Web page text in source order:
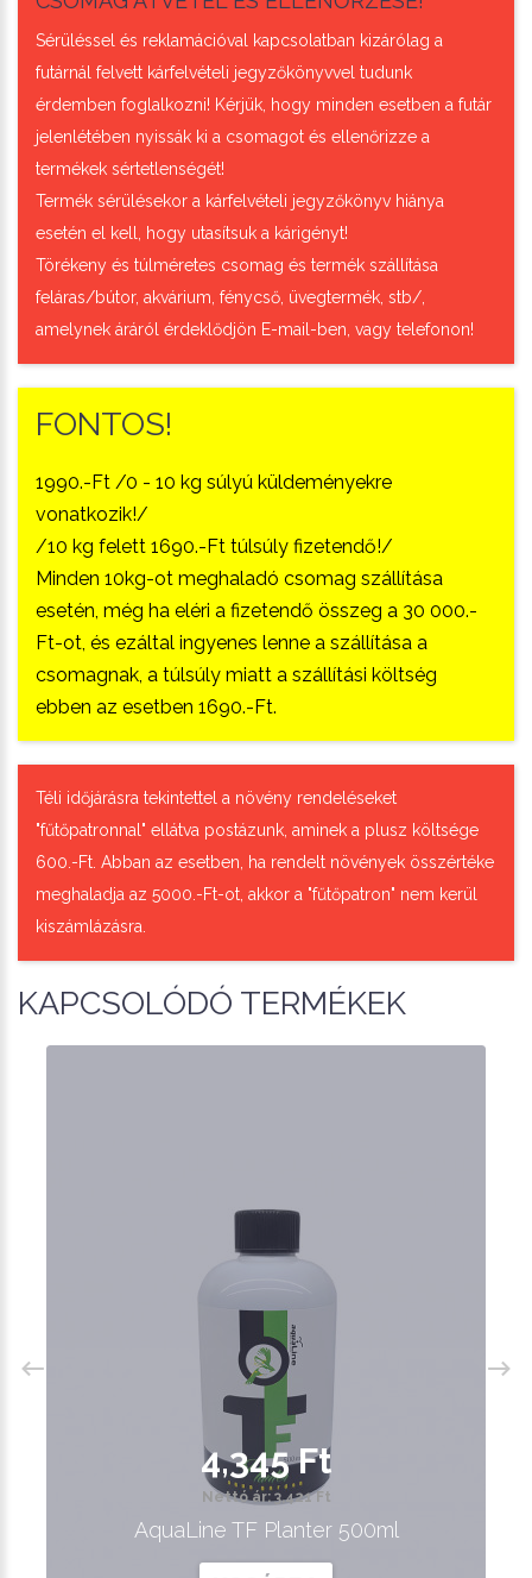
Sérüléssel és reklamációval kapcsolatban kizárólag a
futárnál felvett kárfelvételi jegyzőkönyvvel tudunk
érdemben foglalkozni! Kérjük, hogy minden esetben a futár
jelenlétében nyissák ki a csomagot és ellenőrizze a
termékek sértetlenségét!
Termék sérülésekor a kárfelvételi jegyzőkönyv hiánya
esetén el kell, hogy utasítsuk a kárigényt!
Törékeny és túlméretes csomag és termék szállítása
feláras/bútor, akvárium, fénycső, üvegtermék, stb/,
amelynek áráról érdeklődjön E-mail-ben, vagy telefonon!
FONTOS!
1990.-Ft /0 - 10 kg súlyú küldeményekre
vonatkozik!/
/10 kg felett 1690.-Ft túlsúly fizetendő!/
Minden 10kg-ot meghaladó csomag szállítása
esetén, még ha eléri a fizetendő összeg a 30 000.-
Ft-ot, és ezáltal ingyenes lenne a szállítása a
csomagnak, a túlsúly miatt a szállítási költség
ebben az esetben 1690.-Ft.
Téli időjárásra tekintettel a növény rendeléseket
"fűtőpatronnal" ellátva postázunk, aminek a plusz költsége
600.-Ft. Abban az esetben, ha rendelt növények összértéke
meghaladja az 5000.-Ft-ot, akkor a "fűtőpatron" nem kerül
kiszámlázásra.
KAPCSOLÓDÓ TERMÉKEK
4,345 Ft
Nettó ár: 3,421 Ft
AquaLine TF Planter 500ml